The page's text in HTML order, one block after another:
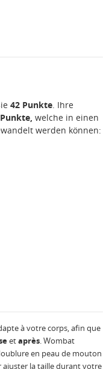
42 Punkte. Ihre
Punkte, welche in einen
werden können:
à votre corps, afin que
etaprès. Wombat
en peau de mouton
la taille durant votre